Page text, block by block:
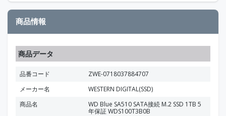
商品情報
商品データ
品番コード
ZWE-0718037884707
メーカー名
WESTERN DIGITAL(SSD)
商品名
WD Blue SA510 SATA接続 M.2 SSD 1TB 5
年保証 WDS100T3B0B